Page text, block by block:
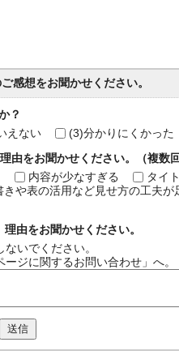
感想をお聞かせください。
？
えない (3)分かりにくかった
由をお聞かせください。（複数回
内容が少なすぎる
タイ
きや表の活用など見せ方の工夫が
由をお聞かせください。
いでください。
ジに関するお問い合わせ」へ。
送信